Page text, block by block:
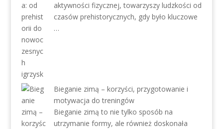
aktywności fizycznej, towarzyszy ludzkości od
czasów prehistorycznych, gdy było kluczowe
…
Bieganie zimą – korzyści, przygotowanie i
motywacja do treningów
Bieganie zimą to nie tylko sposób na
utrzymanie formy, ale również doskonała